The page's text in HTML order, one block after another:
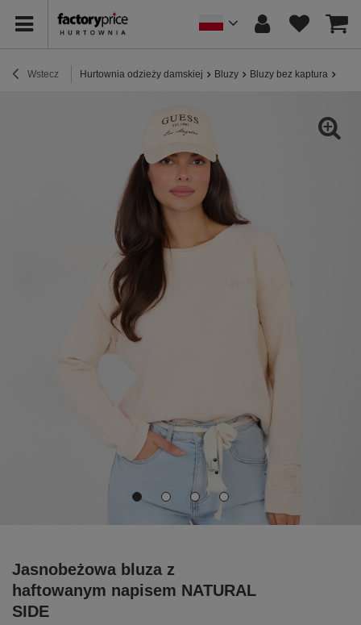
Wstecz Hurtownia odzieży damskiej Bluzy Bluzy bez kaptura
Jasnobeżowa bluza z
haftowanym napisem NATURAL
SIDE